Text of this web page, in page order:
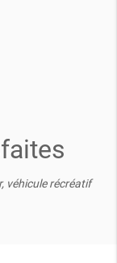
véhicule récréatif